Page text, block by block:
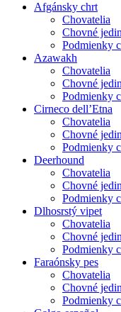
Afgánsky chrt
Chovatelia
Chovné
Podmienky
Azawakh
Chovatelia
Chovné
Podmienky
Cirneco dell’Etna
Chovatelia
Chovné
Podmienky
Deerhound
Chovatelia
Chovné
Podmienky
Dlhosrstý vipet
Chovatelia
Chovné
Podmienky
Faraónsky pes
Chovatelia
Chovné
Podmienky